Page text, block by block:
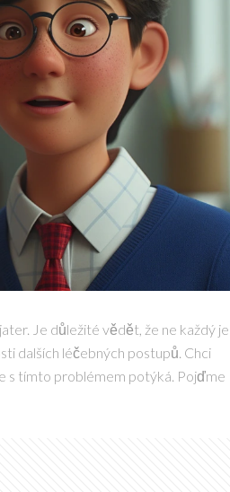
Je důležité vědět, že ne každý je
dalších léčebných postupů. Chci
s tímto problémem potýká. Pojďme